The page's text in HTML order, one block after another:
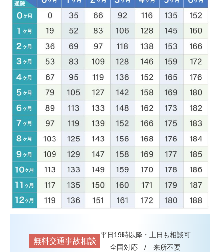
無料交通事故相談
平日19時以降・土日も相談可
全国対応 / 来所不要